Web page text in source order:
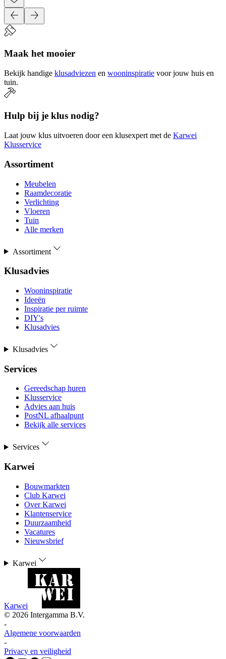
Maak het mooier
Bekijk handige klusadviezen en wooninspiratie voor jouw huis en
tuin.
Hulp bij je klus nodig?
Laat jouw klus uitvoeren door een klusexpert met de Karwei
Klusservice
Assortiment
Meubelen
Raamdecoratie
Verlichting
Vloeren
Tuin
Alle merken
Assortiment
Klusadvies
Wooninspiratie
Ideeën
Inspiratie per ruimte
DIY's
Klusadvies
Klusadvies
Services
Gereedschap huren
Klusservice
Advies aan huis
PostNL afhaalpunt
Bekijk alle services
Services
Karwei
Bouwmarkten
Club Karwei
Over Karwei
Klantenservice
Duurzaamheid
Vacatures
Nieuwsbrief
Karwei
Karwei
© 2026 Intergamma B.V.
-
Algemene voorwaarden
-
Privacy en veiligheid